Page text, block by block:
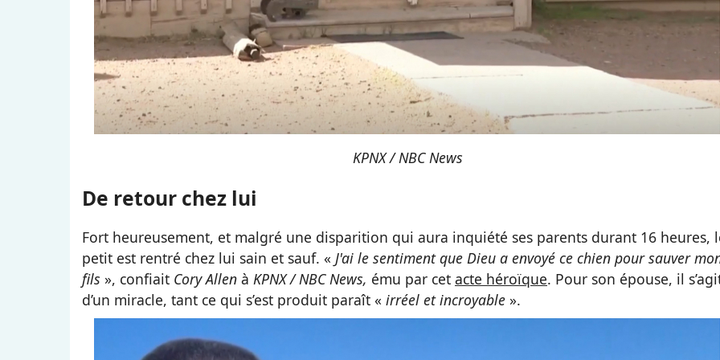
KPNX / NBC News
De retour chez lui
Fort heureusement, et malgré une disparition qui aura inquiété ses parents durant 16 heures,
petit est rentré chez lui sain et sauf. « J'ai le sentiment que Dieu a envoyé ce chien pour sauver
fils », confiait Cory Allen à KPNX / NBC News, ému par cet acte héroïque. Pour son épouse, il
d’un miracle, tant ce qui s’est produit paraît « irréel et incroyable ».